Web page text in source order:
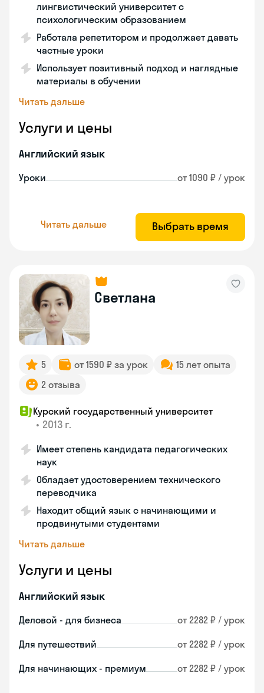
лингвистический университет с
психологическим образованием
Работала репетитором и продолжает давать
частные уроки
Использует позитивный подход и наглядные
материалы в обучении
Читать дальше
Услуги и цены
Английский язык
Уроки от 1090 ₽ / урок
Читать дальше Выбрать время
Светлана
5 от 1590 ₽ за урок
15 лет опыта
2 отзыва
Курский государственный университет
• 2013 г.
Имеет степень кандидата педагогических
наук
Обладает удостоверением технического
переводчика
Находит общий язык с начинающими и
продвинутыми студентами
Читать дальше
Услуги и цены
Английский язык
Деловой - для бизнеса от 2282 ₽ / урок
Для путешествий от 2282 ₽ / урок
Для начинающих - премиум от 2282 ₽ / урок